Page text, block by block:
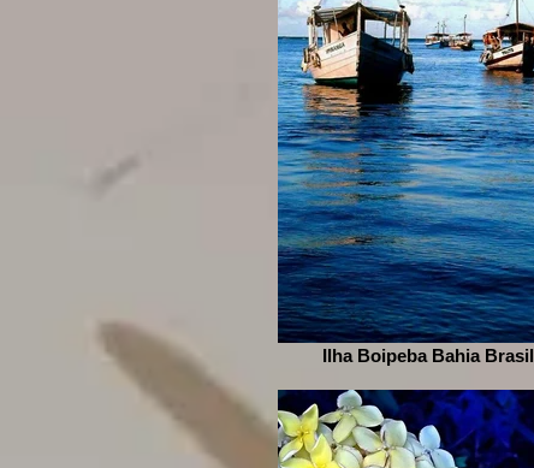
Ilha Boipeba Bahia Brasil